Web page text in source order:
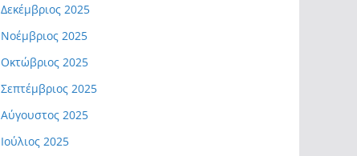
Δεκέμβριος 2025
Νοέμβριος 2025
Οκτώβριος 2025
Σεπτέμβριος 2025
Αύγουστος 2025
Ιούλιος 2025